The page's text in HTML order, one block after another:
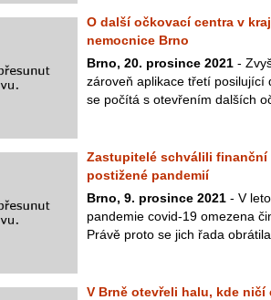
O další očkovací centra v
nemocnice Brno
Brno, 20. prosince 2021 -
zároveň aplikace třetí posilující
se počítá s otevřením dalších
Zastupitelé schválili
postižené pandemií
Brno, 9. prosince 2021 - V
pandemie covid-19 omezena
Právě proto se jich řada
V Brně otevřeli halu, kde